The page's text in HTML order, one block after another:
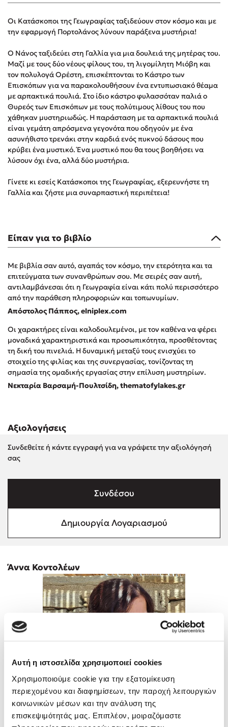
Αυτή η ιστοσελίδα χρησιμοποιεί cookies
Χρησιμοποιούμε cookie για την εξατομίκευση
περιεχομένου και διαφημίσεων, την παροχή λειτουργιών
κοινωνικών μέσων και την ανάλυση της
επισκεψιμότητάς μας. Επιπλέον, μοιραζόμαστε
Παύλος Καστανάς
El Sombrero
Στέφανος Ξενάκης
Sebastian Fitzek
Freida McFadden
Κατρίνα Τσάνταλη
Lucinda Riley
Mimi Matthews
Benzamin Bécue
Rebecca Yarros
Teo Benedetti
Τζένη Κουτσοδημητροπούλου
Emily Henry
Pierdomenico Baccalario
Δανάη Ιμπραχήμ
Δημοφιλή Άρθρα
3 βιβλία βασισμένα σε αληθινά γεγονότα!
Τεστ: Ποιο αστυνομικό βιβλίο σου ταιριάζει για το καλοκαίρι;
Ο εθισμός των παιδιών στις οθόνες δεν είναι «το πρόβλημα»
Μια λέξη που συχνά νιώθεις αλλά την αγνοείς
Τι είναι η νευροποικιλότητα; Η Δρ. Δανάη Δεληγεώργη
απαντά!
ελληνικής μυθολογίας
Πετρετζίκη!
σύγκρουση με τη δική τους για εκτόνωση
Πάνω, κάτω, μπροστά, πίσω; Κάνε το τεστ και ανακάλυψε την
Ο Κώστας Κρομμύδας στο Παλαιοχώρι Καλαμπάκας
Ο Κώστας Κρομμύδας και η Μαρίνα Γιώτη στη Νικήτη
Ο Στέφανος Ξενάκης στη Χίο
Ο Κώστας Κρομμύδας & η Μαρίνα Γιώτη στο 54o Φεστιβάλ
Βιβλίου στο Πεδίον του Άρεως
Ο Βαγγέλης Ηλιόπουλος & η Τζένη Κουτσοδημητροπούλου στο
54o Φεστιβάλ Βιβλίου στο Πεδίον του Άρεως
Οι Κατάσκοποι της Γεωγραφίας ταξιδεύουν στον κόσμο και με
την εφαρμογή Πορτολάνος λύνουν παράξενα μυστήρια!
Ο Νάνος ταξιδεύει στη Γαλλία για μια δουλειά της μητέρας του.
Μαζί με τους δύο νέους φίλους του, τη λιγομίλητη Μιόβη και
τον πολυλογά Ορέστη, επισκέπτονται το Κάστρο των
Επισκόπων για να παρακολουθήσουν ένα εντυπωσιακό θέαμα
με αρπακτικά πουλιά. Στο ίδιο κάστρο φυλασσόταν παλιά ο
Θυρεός των Επισκόπων με τους πολύτιμους λίθους του που
χάθηκαν μυστηριωδώς. Η παράσταση με τα αρπακτικά πουλιά
είναι γεμάτη απρόσμενα γεγονότα που οδηγούν με ένα
ασυνήθιστο τρενάκι στην καρδιά ενός πυκνού δάσους που
κρύβει ένα μυστικό. Ένα μυστικό που θα τους βοηθήσει να
λύσουν όχι ένα, αλλά δύο μυστήρια.
Γίνετε κι εσείς Κατάσκοποι της Γεωγραφίας, εξερευνήστε τη
Γαλλία και ζήστε μια συναρπαστική περιπέτεια!
Είπαν για το βιβλίο
Με βιβλία σαν αυτό, αγαπάς τον κόσμο, την ετερότητα και τα
επιτεύγματα των συνανθρώπων σου. Με σειρές σαν αυτή,
αντιλαμβάνεσαι ότι η Γεωγραφία είναι κάτι πολύ περισσότερο
από την παράθεση πληροφοριών και τοπωνυμίων.
Απόστολος Πάππος, elniplex.com
Οι χαρακτήρες είναι καλοδουλεμένοι, με τον καθένα να φέρει
μοναδικά χαρακτηριστικά και προσωπικότητα, προσθέτοντας
τη δική του πινελιά. Η δυναμική μεταξύ τους ενισχύει το
στοιχείο της φιλίας και της συνεργασίας, τονίζοντας τη
σημασία της ομαδικής εργασίας στην επίλυση μυστηρίων.
Νεκταρία Βαρσαμή-Πουλτσίδη, thematofylakes.gr
Αξιολογήσεις
Συνδεθείτε ή κάντε εγγραφή για να γράψετε την αξιολόγησή
σας
Συνδέσου
Δημιουργία Λογαριασμού
Άννα Κοντολέων